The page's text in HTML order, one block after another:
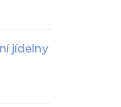
jídelny